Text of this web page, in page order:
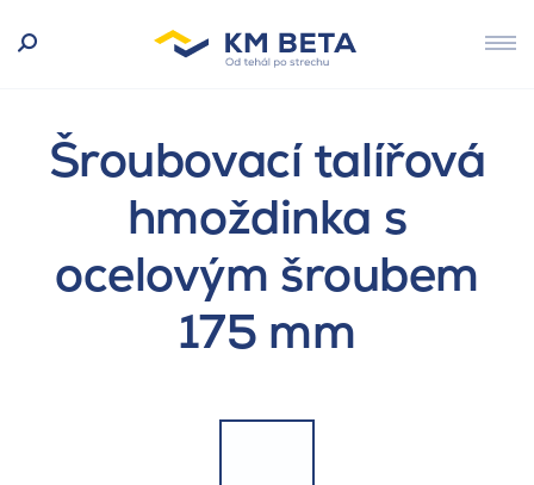
Šroubovací talířová
hmoždinka s
ocelovým šroubem
175 mm